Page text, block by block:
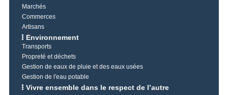
Marchés
Commerces
Artisans
Environnement
Transports
Propreté et déchets
Gestion de eaux de pluie et des eaux usées
Gestion de l'eau potable
Vivre ensemble dans le respect de l’autre